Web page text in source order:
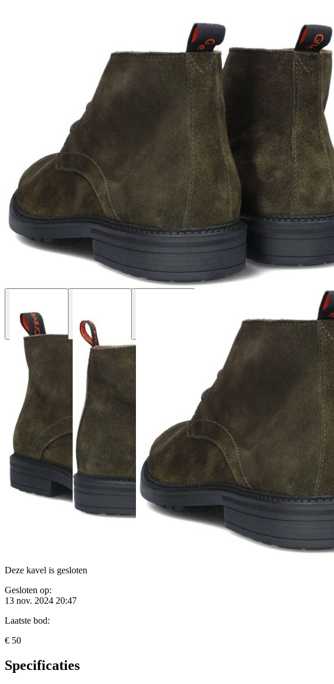
Deze kavel is gesloten
Gesloten op:
13 nov. 2024 20:47
Laatste bod:
€ 50
Specificaties